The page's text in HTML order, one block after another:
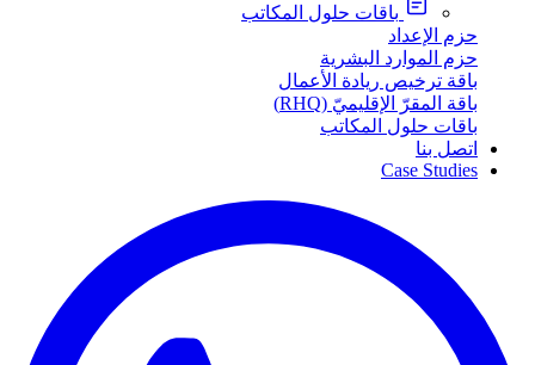
باقات حلول المكاتب
حزم الإعداد
حزم الموارد البشرية
باقة ترخيص ريادة الأعمال
باقة المقرّ الإقليميّ (RHQ)
باقات حلول المكاتب
اتصل بنا
Case Studies